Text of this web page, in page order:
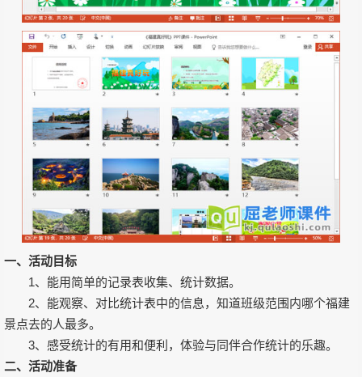
一、活动目标
1、能用简单的记录表收集、统计数据。
2、能观察、对比统计表中的信息，知道班级范围内哪个福建
景点去的人最多。
3、感受统计的有用和便利，体验与同伴合作统计的乐趣。
二、活动准备